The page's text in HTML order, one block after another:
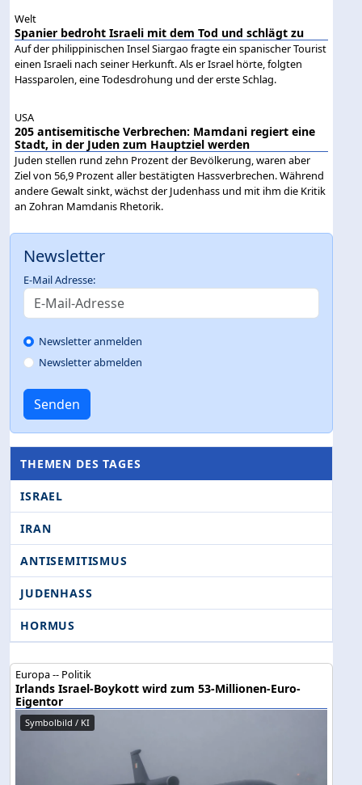
Welt
Spanier bedroht Israeli mit dem Tod und schlägt zu
Auf der philippinischen Insel Siargao fragte ein spanischer Tourist
einen Israeli nach seiner Herkunft. Als er Israel hörte, folgten
Hassparolen, eine Todesdrohung und der erste Schlag.
USA
205 antisemitische Verbrechen: Mamdani regiert eine
Stadt, in der Juden zum Hauptziel werden
Juden stellen rund zehn Prozent der Bevölkerung, waren aber
Ziel von 56,9 Prozent aller bestätigten Hassverbrechen. Während
andere Gewalt sinkt, wächst der Judenhass und mit ihm die Kritik
an Zohran Mamdanis Rhetorik.
Newsletter
E-Mail Adresse:
Newsletter anmelden
Newsletter abmelden
Senden
THEMEN DES TAGES
ISRAEL
IRAN
ANTISEMITISMUS
JUDENHASS
HORMUS
Europa -- Politik
Irlands Israel-Boykott wird zum 53-Millionen-Euro-
Eigentor
Symbolbild / KI